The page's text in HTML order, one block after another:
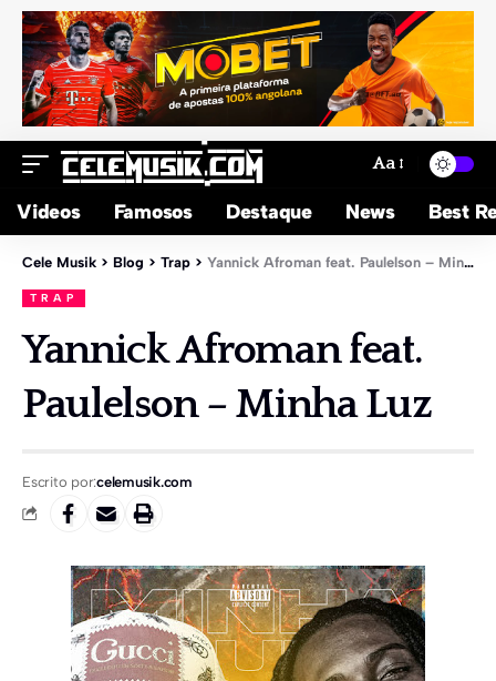
Aa
Videos Famosos Destaque News Best
Cele Musik > Blog > Trap > Yannick Afroman feat. Paulelson – Minha Luz
TRAP
Yannick Afroman feat.
Paulelson – Minha Luz
Escrito por:celemusik.com